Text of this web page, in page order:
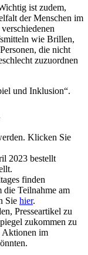
ist zudem,
der Menschen im
wie Brillen,
die nicht
zuzuordnen
und Inklusion“.
Klicken Sie
2023 bestellt
finden
die Teilnahme am
Sie hier.
Presseartikel zu
zukommen zu
Aktionen im